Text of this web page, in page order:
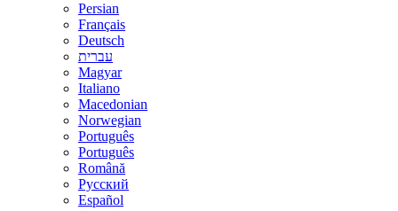
Persian
Français
Deutsch
עברית
Magyar
Italiano
Macedonian
Norwegian
Português
Português
Română
Русский
Español